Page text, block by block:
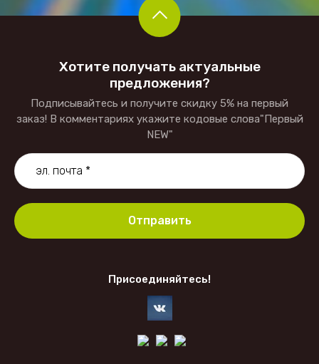
Присоединяйтесь!
Хотите получать актуальные
предложения?
Подписывайтесь и получите скидку 5% на первый
заказ! В комментариях укажите кодовые слова"Первый
NEW"
Отправить